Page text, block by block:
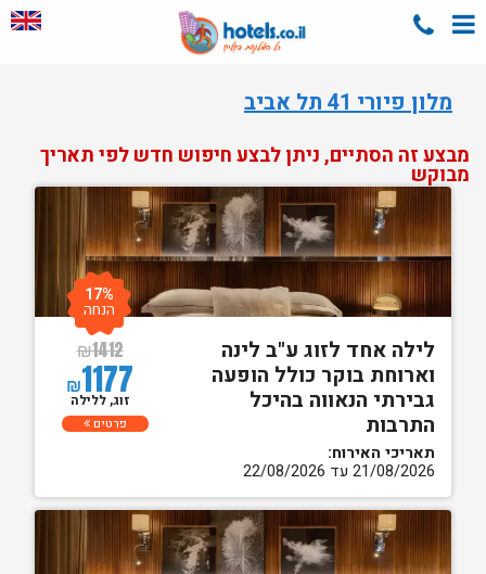
מלון פיורי 41 תל אביב
מבצע זה הסתיים, ניתן לבצע חיפוש חדש לפי תאריך
מבוקש
לילה אחד לזוג ע"ב לינה
וארוחת בוקר כולל הופעה
גבירתי הנאווה בהיכל
התרבות
תאריכי האירוח:
21/08/2026 עד 22/08/2026
₪1412
₪1177
17%
הנחה
זוג, ללילה
פרטים